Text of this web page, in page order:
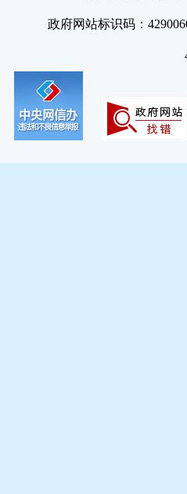
政府网站标识码：